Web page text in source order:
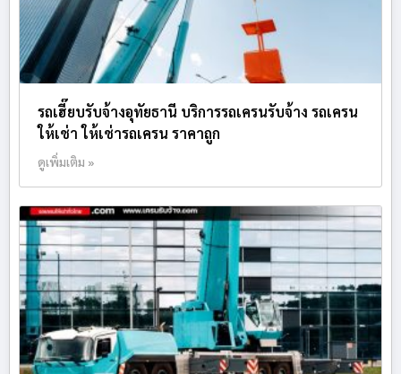
รถเฮี๊ยบรับจ้างอุทัยธานี บริการรถเครนรับจ้าง รถเครน
ให้เช่า ให้เช่ารถเครน ราคาถูก
ดูเพิ่มเติม »